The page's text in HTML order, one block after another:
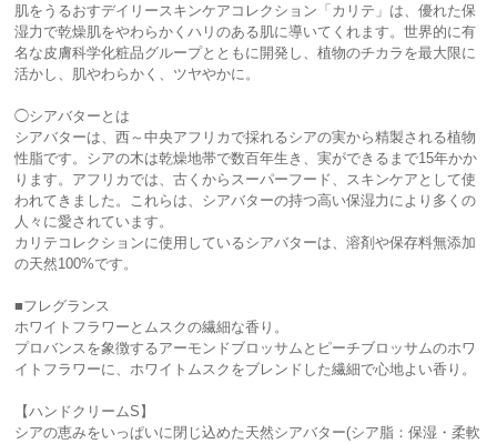
肌をうるおすデイリースキンケアコレクション「カリテ」は、優れた保
湿力で乾燥肌をやわらかくハリのある肌に導いてくれます。世界的に有
名な皮膚科学化粧品グループとともに開発し、植物のチカラを最大限に
活かし、肌やわらかく、ツヤやかに。
◯シアバターとは
シアバターは、西～中央アフリカで採れるシアの実から精製される植物
性脂です。シアの木は乾燥地帯で数百年生き、実ができるまで15年かか
ります。アフリカでは、古くからスーパーフード、スキンケアとして使
われてきました。これらは、シアバターの持つ高い保湿力により多くの
人々に愛されています。
カリテコレクションに使用しているシアバターは、溶剤や保存料無添加
の天然100%です。
■フレグランス
ホワイトフラワーとムスクの繊細な香り。
プロバンスを象徴するアーモンドブロッサムとピーチブロッサムのホワ
イトフラワーに、ホワイトムスクをブレンドした繊細で心地よい香り。
【ハンドクリームS】
シアの恵みをいっぱいに閉じ込めた天然シアバター(シア脂：保湿・柔軟